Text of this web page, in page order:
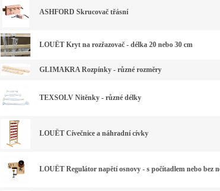
ASHFORD Skrucovač třásní
LOUËT Kryt na rozřazovač - délka 20 nebo 30 cm
GLIMAKRA Rozpínky - různé rozměry
TEXSOLV Nitěnky - různé délky
LOUËT Cívečnice a náhradní cívky
LOUËT Regulátor napětí osnovy - s počítadlem nebo bez